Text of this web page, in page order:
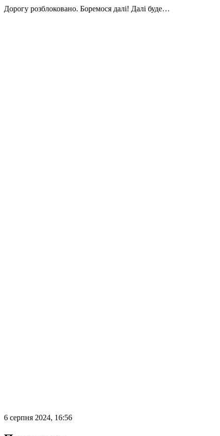
Дорогу розблоковано. Боремося далі! Далі буде…
6 серпня 2024, 16:56